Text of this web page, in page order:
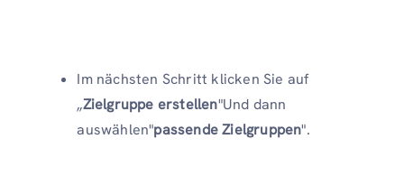
Im nächsten Schritt klicken Sie auf
„Zielgruppe erstellen"Und dann
auswählen"passende Zielgruppen".